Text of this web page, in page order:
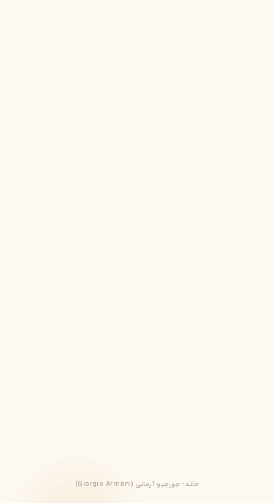
خانه- جورجیو آرمانی (Giorgio Armani)